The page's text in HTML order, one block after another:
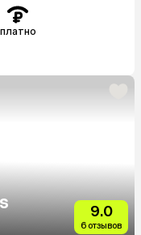
платно
9.0
6 отзывов